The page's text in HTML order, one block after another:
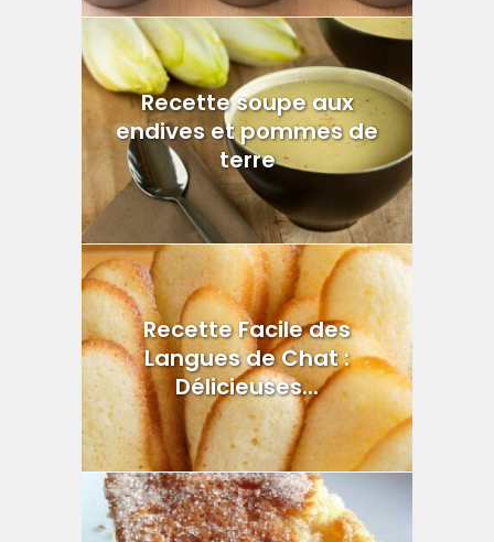
Recette soupe aux
endives et pommes de
terre
Recette Facile des
Langues de Chat :
Délicieuses...